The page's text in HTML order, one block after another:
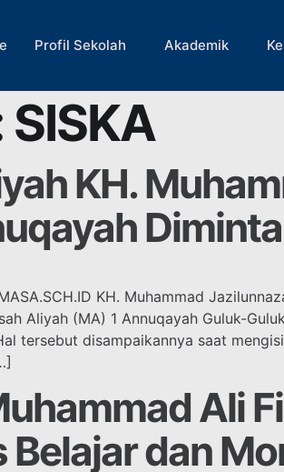
Profil Sekolah Akademik
SISKA
KH.
KH. Muhammad
Aliyah (MA) 1 Annuqayah Guluk-
tersebut disampaikannya saat
Ali
Belajar dan